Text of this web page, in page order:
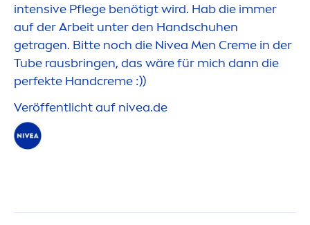
intensive Pflege benötigt wird. Hab die immer
auf der Arbeit unter den Handschuhen
getragen. Bitte noch die Nivea Men Creme in der
Tube rausbringen, das wäre für mich dann die
perfekte Handcreme :))
Veröffentlicht auf nivea.de